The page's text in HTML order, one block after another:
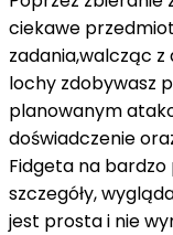
ciekawe
zadania,walcząc
lochy zdobywasz
planowanym
doświadczenie
Fidgeta na bardzo
szczegóły,
jest prosta i nie